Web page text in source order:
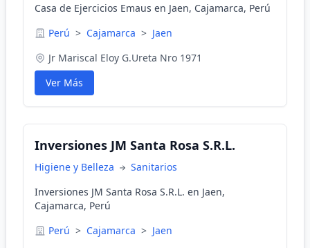
Casa de Ejercicios Emaus en Jaen, Cajamarca, Perú
Perú > Cajamarca > Jaen
Jr Mariscal Eloy G.Ureta Nro 1971
Ver Más
Inversiones JM Santa Rosa S.R.L.
Higiene y Belleza
Sanitarios
Inversiones JM Santa Rosa S.R.L. en Jaen,
Cajamarca, Perú
Perú > Cajamarca > Jaen